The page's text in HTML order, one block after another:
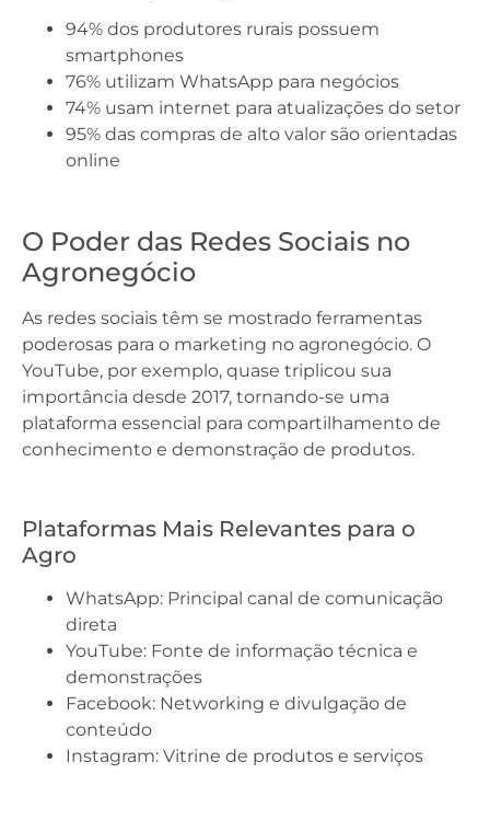
94% dos produtores rurais possuem
smartphones
76% utilizam WhatsApp para negócios
74% usam internet para atualizações do setor
95% das compras de alto valor são orientadas
online
O Poder das Redes Sociais no
Agronegócio
As redes sociais têm se mostrado ferramentas
poderosas para o marketing no agronegócio. O
YouTube, por exemplo, quase triplicou sua
importância desde 2017, tornando-se uma
plataforma essencial para compartilhamento de
conhecimento e demonstração de produtos.
Plataformas Mais Relevantes para o
Agro
WhatsApp: Principal canal de comunicação
direta
YouTube: Fonte de informação técnica e
demonstrações
Facebook: Networking e divulgação de
conteúdo
Instagram: Vitrine de produtos e serviços